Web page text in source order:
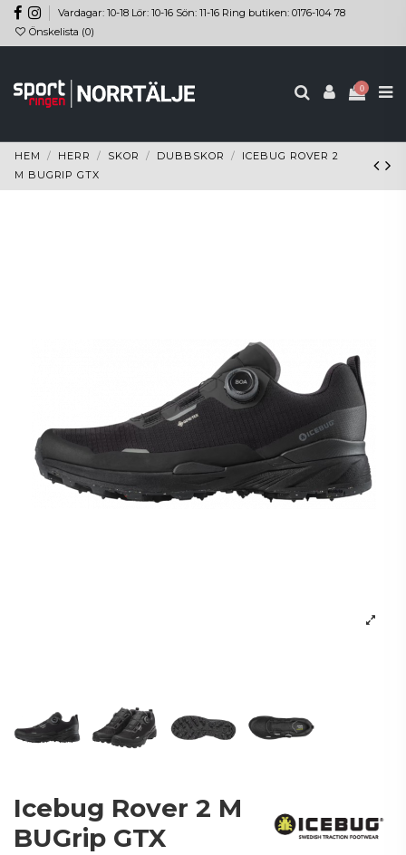
Vardagar: 10-18 Lör: 10-16 Sön: 11-16 Ring butiken: 0176-104 78
Önskelista (0)
0
HEM HERR SKOR DUBBSKOR
ICEBUG ROVER 2
M BUGRIP GTX
Icebug Rover 2 M
BUGrip GTX